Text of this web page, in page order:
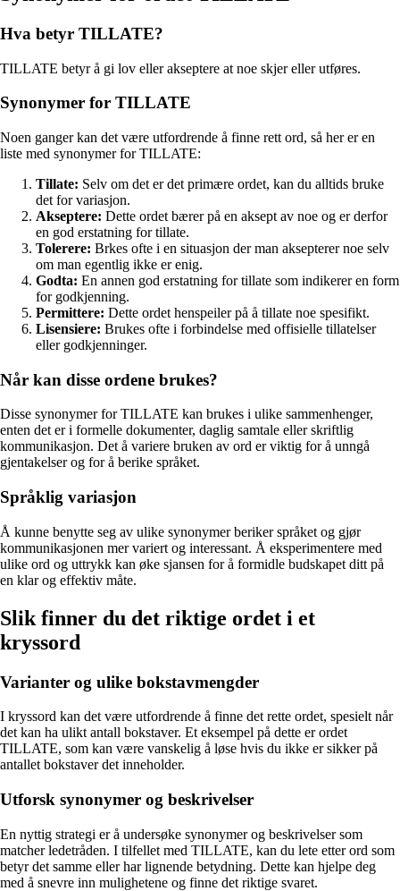
Hva betyr TILLATE?
TILLATE betyr å gi lov eller akseptere at noe skjer eller utføres.
Synonymer for TILLATE
Noen ganger kan det være utfordrende å finne rett ord, så her er en
liste med synonymer for TILLATE:
Tillate: Selv om det er det primære ordet, kan du alltids bruke
det for variasjon.
Akseptere: Dette ordet bærer på en aksept av noe og er derfor
en god erstatning for tillate.
Tolerere: Brkes ofte i en situasjon der man aksepterer noe selv
om man egentlig ikke er enig.
Godta: En annen god erstatning for tillate som indikerer en form
for godkjenning.
Permittere: Dette ordet henspeiler på å tillate noe spesifikt.
Lisensiere: Brukes ofte i forbindelse med offisielle tillatelser
eller godkjenninger.
Når kan disse ordene brukes?
Disse synonymer for TILLATE kan brukes i ulike sammenhenger,
enten det er i formelle dokumenter, daglig samtale eller skriftlig
kommunikasjon. Det å variere bruken av ord er viktig for å unngå
gjentakelser og for å berike språket.
Språklig variasjon
Å kunne benytte seg av ulike synonymer beriker språket og gjør
kommunikasjonen mer variert og interessant. Å eksperimentere med
ulike ord og uttrykk kan øke sjansen for å formidle budskapet ditt på
en klar og effektiv måte.
Slik finner du det riktige ordet i et
kryssord
Varianter og ulike bokstavmengder
I kryssord kan det være utfordrende å finne det rette ordet, spesielt når
det kan ha ulikt antall bokstaver. Et eksempel på dette er ordet
TILLATE, som kan være vanskelig å løse hvis du ikke er sikker på
antallet bokstaver det inneholder.
Utforsk synonymer og beskrivelser
En nyttig strategi er å undersøke synonymer og beskrivelser som
matcher ledetråden. I tilfellet med TILLATE, kan du lete etter ord som
betyr det samme eller har lignende betydning. Dette kan hjelpe deg
med å snevre inn mulighetene og finne det riktige svaret.